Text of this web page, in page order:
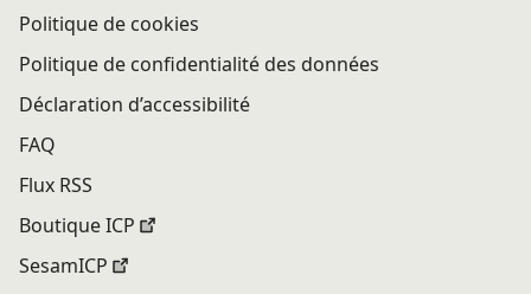
Politique de cookies
Politique de confidentialité des données
Déclaration d’accessibilité
FAQ
Flux RSS
Boutique ICP
SesamICP